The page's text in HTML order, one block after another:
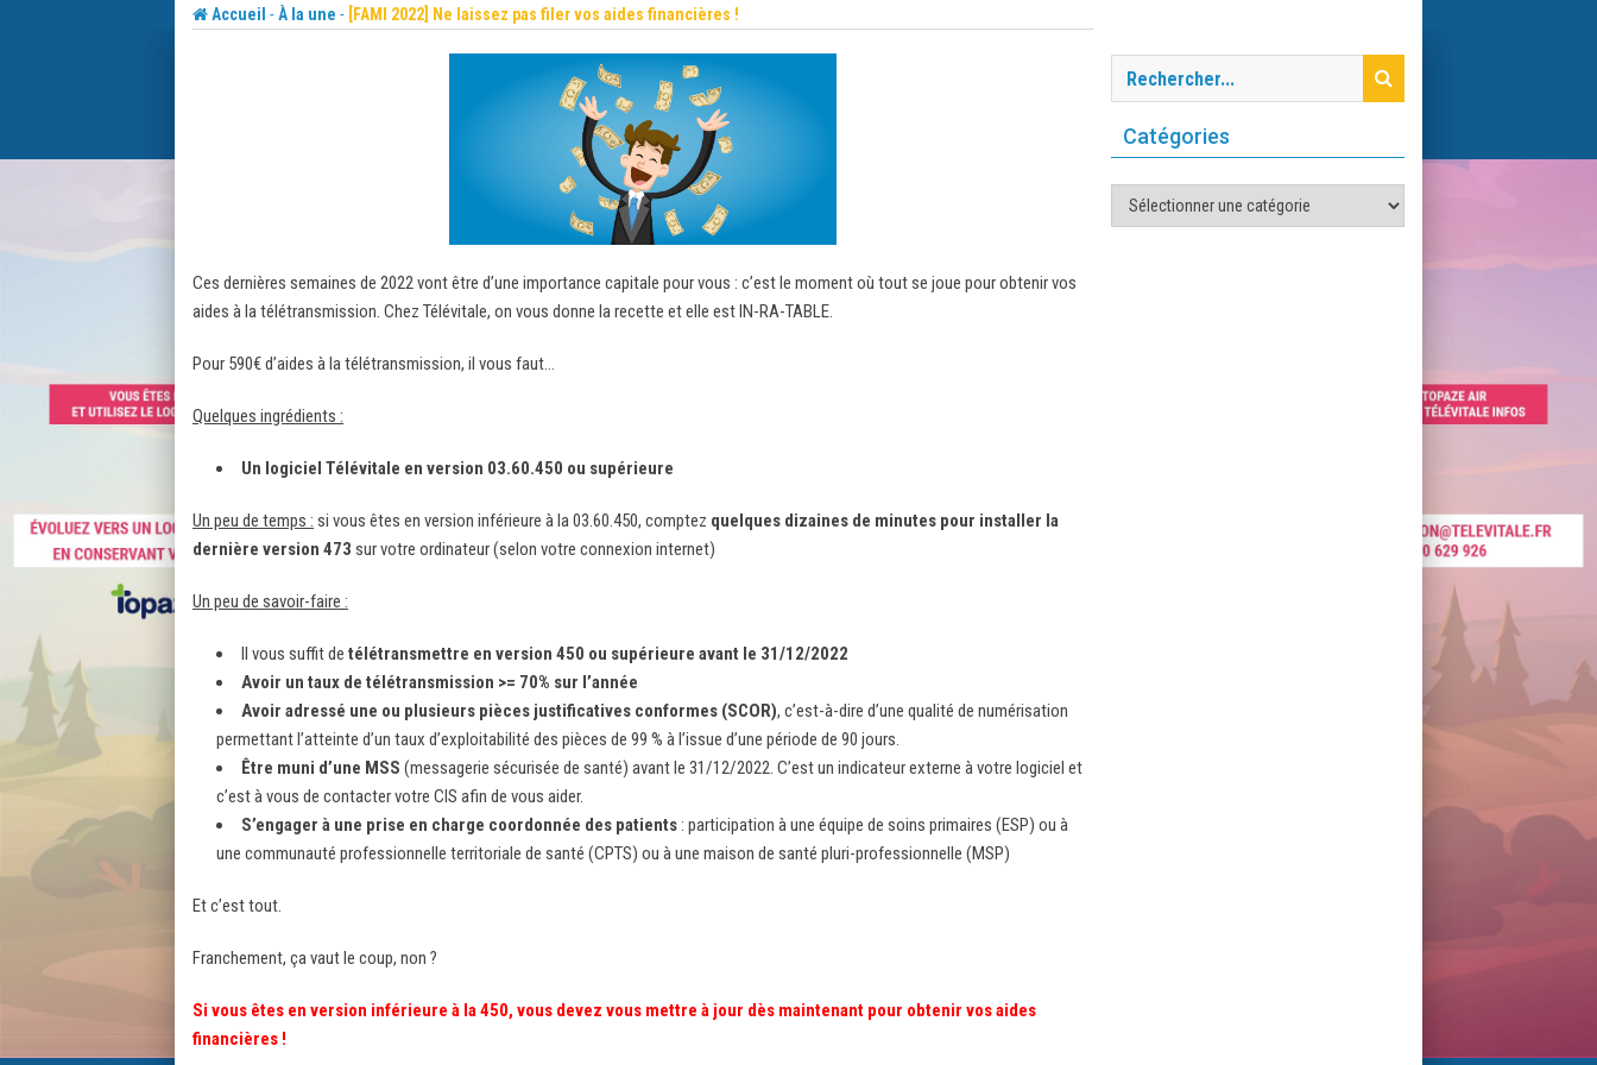
Accueil -À la une - [FAMI 2022] Ne laissez pas filer vos aides financières !
Ces dernières semaines de 2022 vont être d’une importance capitale pour vous : c’est le moment où tout se joue pour obtenir vos
aides à la télétransmission. Chez Télévitale, on vous donne la recette et elle est IN-RA-TABLE.
Pour 590€ d’aides à la télétransmission, il vous faut…
Quelques ingrédients :
Un logiciel Télévitale en version 03.60.450 ou supérieure
Un peu de temps : si vous êtes en version inférieure à la 03.60.450, comptez quelques dizaines de minutes pour installer la
dernière version 473 sur votre ordinateur (selon votre connexion internet)
Un peu de savoir-faire :
Il vous suffit de télétransmettre en version 450 ou supérieure avant le 31/12/2022
Avoir un taux de télétransmission >= 70% sur l’année
Avoir adressé une ou plusieurs pièces justificatives conformes (SCOR), c’est-à-dire d’une qualité de numérisation
permettant l’atteinte d’un taux d’exploitabilité des pièces de 99 % à l’issue d’une période de 90 jours.
Être muni d’une MSS (messagerie sécurisée de santé) avant le 31/12/2022. C’est un indicateur externe à votre logiciel et
c’est à vous de contacter votre CIS afin de vous aider.
S’engager à une prise en charge coordonnée des patients : participation à une équipe de soins primaires (ESP) ou à
une communauté professionnelle territoriale de santé (CPTS) ou à une maison de santé pluri-professionnelle (MSP)
Et c’est tout.
Franchement, ça vaut le coup, non ?
Si vous êtes en version inférieure à la 450, vous devez vous mettre à jour dès maintenant pour obtenir vos aides
financières !
Catégories
Catégories